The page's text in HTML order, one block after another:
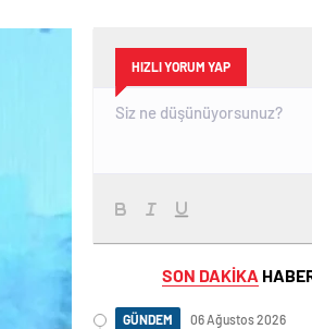
HIZLI YORUM YAP
SON DAKİKA
GÜNDEM 06 Ağustos 2026